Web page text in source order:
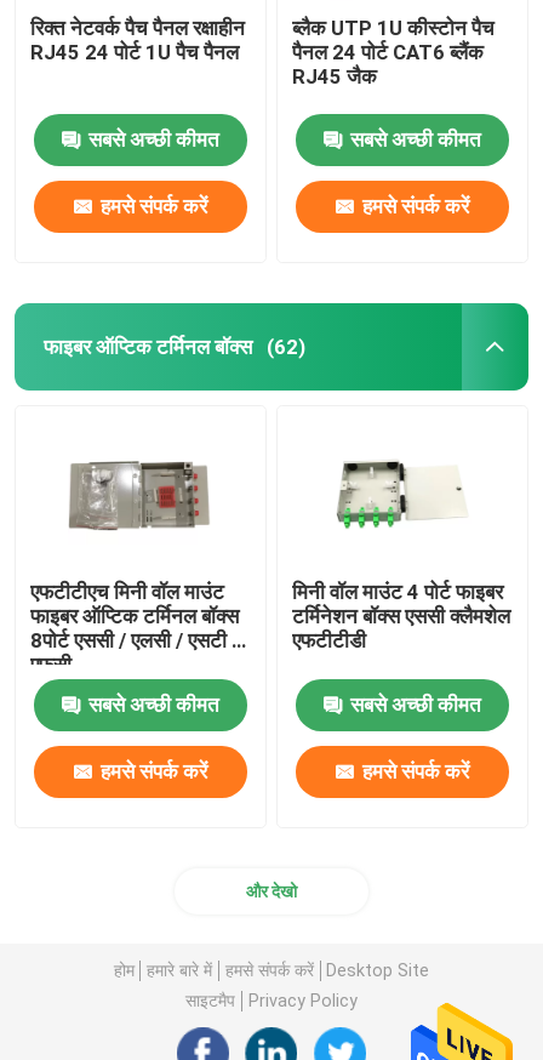
रिक्त नेटवर्क पैच पैनल रक्षाहीन
RJ45 24 पोर्ट 1U पैच पैनल
सबसे अच्छी कीमत
हमसे संपर्क करें
ब्लैक UTP 1U कीस्टोन पैच
पैनल 24 पोर्ट CAT6 ब्लैंक
RJ45 जैक
सबसे अच्छी कीमत
हमसे संपर्क करें
फाइबर ऑप्टिक टर्मिनल बॉक्स (62)
एफटीटीएच मिनी वॉल माउंट
फाइबर ऑप्टिक टर्मिनल बॉक्स
8पोर्ट एससी / एलसी / एसटी /
एफसी
सबसे अच्छी कीमत
हमसे संपर्क करें
मिनी वॉल माउंट 4 पोर्ट फाइबर
टर्मिनेशन बॉक्स एससी क्लैमशेल
एफटीटीडी
सबसे अच्छी कीमत
हमसे संपर्क करें
और देखो
होम हमारे बारे में हमसे संपर्क करें
Desktop Site
साइटमैप
Privacy Policy